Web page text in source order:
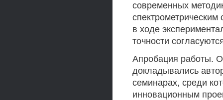
современных
в ходе
точности
Апробация работы.
докладывались
семинарах, среди
инновационным